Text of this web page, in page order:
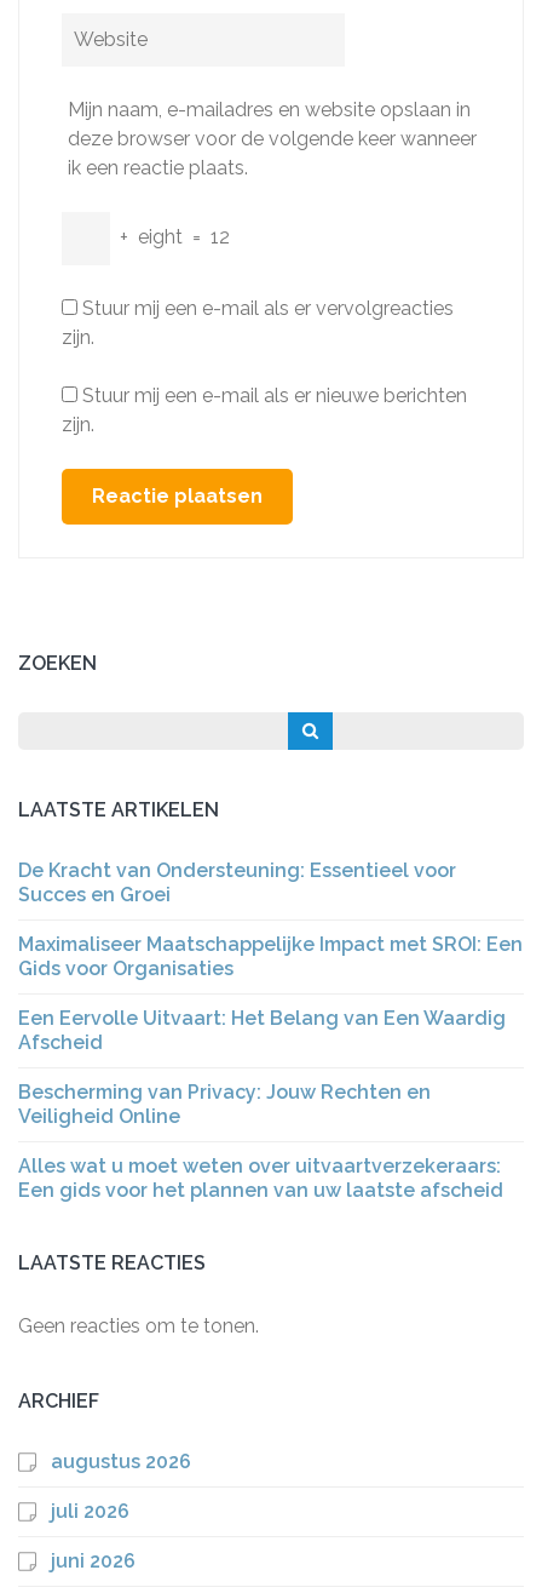
Website
Mijn naam, e-mailadres en website opslaan in
deze browser voor de volgende keer wanneer
ik een reactie plaats.
+ eight = 12
Stuur mij een e-mail als er vervolgreacties
zijn.
Stuur mij een e-mail als er nieuwe berichten
zijn.
ZOEKEN
LAATSTE ARTIKELEN
De Kracht van Ondersteuning: Essentieel voor
Succes en Groei
Maximaliseer Maatschappelijke Impact met SROI: Een
Gids voor Organisaties
Een Eervolle Uitvaart: Het Belang van Een Waardig
Afscheid
Bescherming van Privacy: Jouw Rechten en
Veiligheid Online
Alles wat u moet weten over uitvaartverzekeraars:
Een gids voor het plannen van uw laatste afscheid
LAATSTE REACTIES
Geen reacties om te tonen.
ARCHIEF
augustus 2026
juli 2026
juni 2026